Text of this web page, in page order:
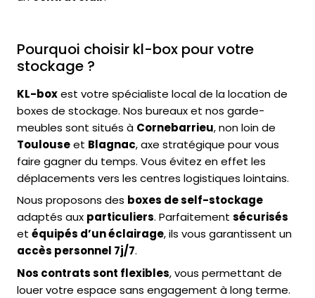
Pourquoi choisir kl-box pour votre
stockage ?
KL-boxest votre spécialiste local de la location de
boxes de stockage. Nos bureaux et nos garde-
meubles sont situés à Cornebarrieu, non loin de
Toulouseet Blagnac, axe stratégique pour vous
faire gagner du temps. Vous évitez en effet les
déplacements vers les centres logistiques lointains.
Nous proposons des boxes de self-stockage
adaptés aux particuliers. Parfaitement sécurisés
et équipés d’un éclairage, ils vous garantissent un
accès personnel 7j/7.
Nos contrats sont flexibles, vous permettant de
louer votre espace sans engagement à long terme.